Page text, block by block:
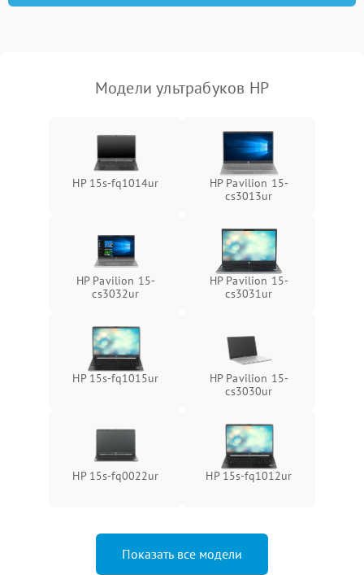
Модели ультрабуков HP
HP 15s-fq1014ur
HP Pavilion 15-
cs3013ur
HP Pavilion 15-
cs3032ur
HP Pavilion 15-
cs3031ur
HP 15s-fq1015ur
HP Pavilion 15-
cs3030ur
HP 15s-fq0022ur HP 15s-fq1012ur
Показать все модели